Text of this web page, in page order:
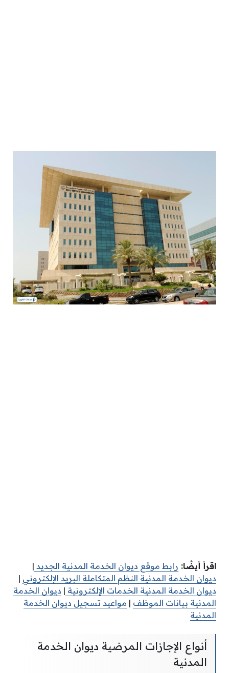
اقرأ أيضًا: رابط موقع ديوان الخدمة المدنية الجديد |
ديوان الخدمة المدنية النظم المتكاملة البريد الإلكتروني |
ديوان الخدمة المدنية الخدمات الإلكترونية | ديوان الخدمة
المدنية بيانات الموظف | مواعيد تسجيل ديوان الخدمة
المدنية
أنواع الإجازات المرضية ديوان الخدمة
المدنية